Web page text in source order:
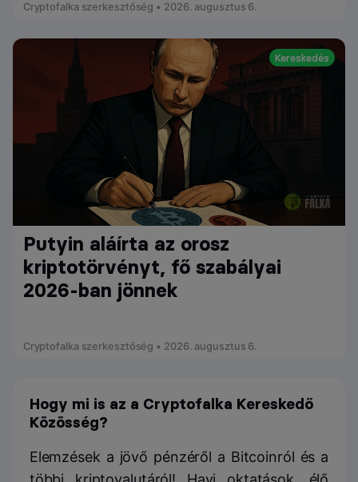
Cryptofalka szerkesztőség • 2026. augusztus 6.
Kereskedés
Putyin aláírta az orosz
kriptotörvényt, fő szabályai
2026-ban jönnek
Cryptofalka szerkesztőség • 2026. augusztus 6.
Hogy mi is az a Cryptofalka Kereskedő
Közösség?
Elemzések a jövő pénzéről a Bitcoinról és a